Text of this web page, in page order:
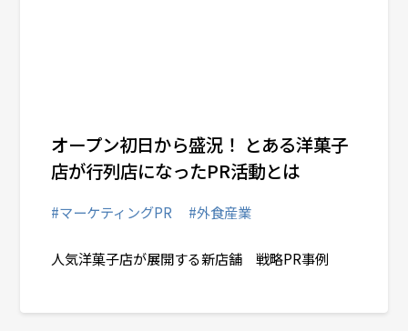
人気洋菓子店が展開する新店舗 戦略PR事例
#マーケティングPR #外食産業
オープン初日から盛況！ とある洋菓子
店が行列店になったPR活動とは